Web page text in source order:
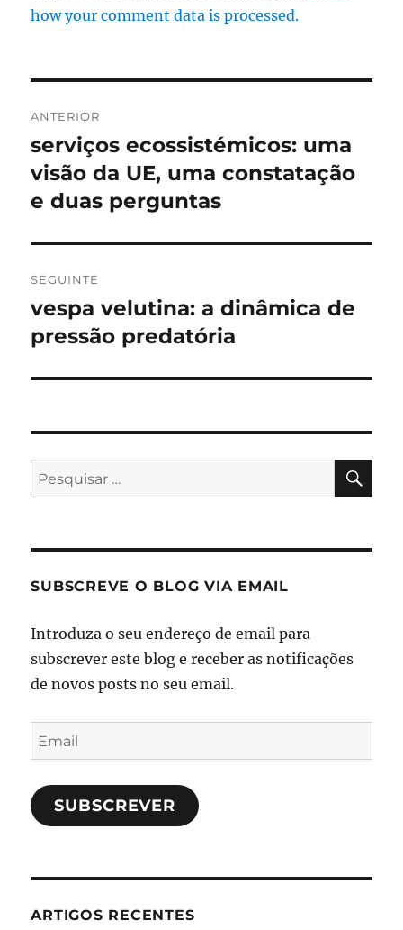
how your comment data is processed.
de
artigos
ANTERIOR
Artigo
anterior:
serviços ecossistémicos: uma
visão da UE, uma constatação
e duas perguntas
SEGUINTE
Artigo
seguinte:
vespa velutina: a dinâmica de
pressão predatória
Pesquisar
por:
SUBSCREVE O BLOG VIA EMAIL
Introduza o seu endereço de email para
subscrever este blog e receber as notificações
de novos posts no seu email.
Email
SUBSCREVER
ARTIGOS RECENTES